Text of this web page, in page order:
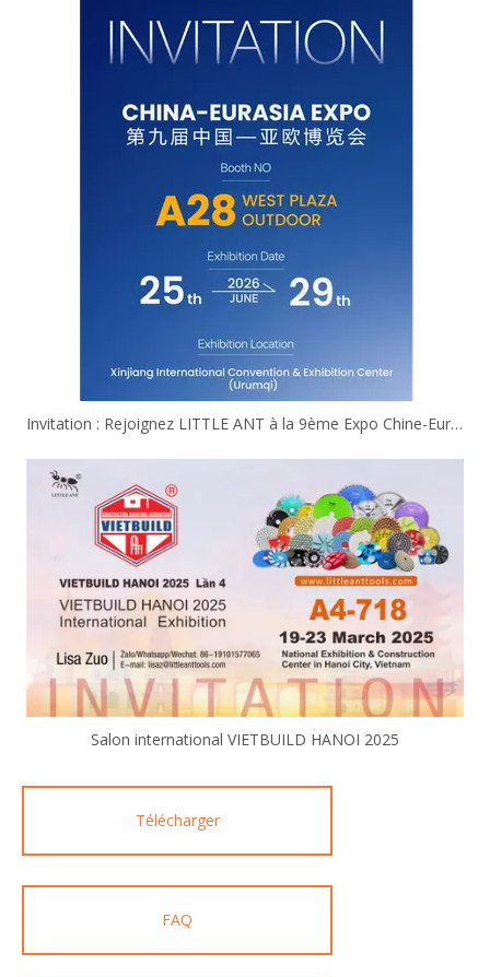
Invitation : Rejoignez LITTLE ANT à la 9ème Expo Chine-Eurasie !
Salon international VIETBUILD HANOI 2025
Télécharger
FAQ